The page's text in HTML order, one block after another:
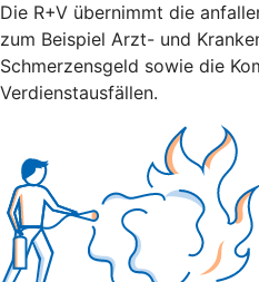
Die R+V übernimmt die
zum Beispiel Arzt- und
Schmerzensgeld sowie die
Verdienstausfällen.